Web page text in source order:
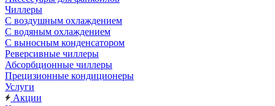
Чиллеры
С воздушным охлаждением
С водяным охлаждением
С выносным конденсатором
Реверсивные чиллеры
Абсорбционные чиллеры
Прецизионные кондиционеры
Услуги
Акции